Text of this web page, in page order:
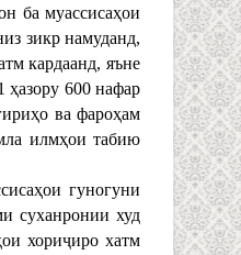
ба муассисаҳои
зикр намуданд,
кардаанд, яъне
ҳазору 600 нафар
ва фароҳам
илмҳои табию
гуногуни
суханронии худ
хориҷиро хатм